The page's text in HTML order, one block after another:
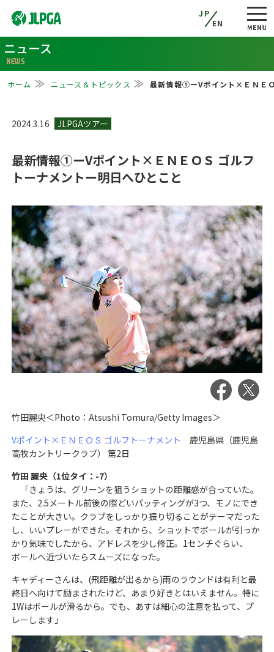
JP
EN
ニュース
NEWS
ホーム ニュース＆トピックス 最新情報①ーVポイント×ＥＮＥ
2024.3.16
最新情報①ーVポイント×ＥＮＥＯＳ ゴルフ
トーナメントー明日へひとこと
竹田麗央＜Photo：Atsushi Tomura/Getty Images＞
Vポイント×ＥＮＥＯＳ ゴルフトーナメント 鹿児島県（鹿児島
高牧カントリークラブ） 第2日
竹田 麗央（1位タイ：-7）
「きょうは、グリーンを狙うショットの距離感が合っていた。
また、2.5メートル前後の際どいパッティングが3つ、モノにでき
たことが大きい。クラブをしっかり振り切ることがテーマだった
し、いいプレーができた。それから、ショットでボールが引っか
かり気味でしたから、アドレスを少し修正。1センチぐらい、
ボールへ近づいたらスムーズになった。
キャディーさんは、(飛距離が出るから)雨のラウンドは有利と最
終日へ向けて励まされたけど、あまり好きとはいえません。特に
1Wはボールが滑るから。でも、あすは細心の注意を払って、プ
レーします」